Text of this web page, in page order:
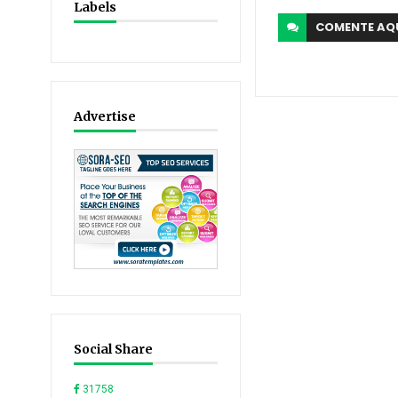
Labels
Advertise
Social Share
31758
COMENTE